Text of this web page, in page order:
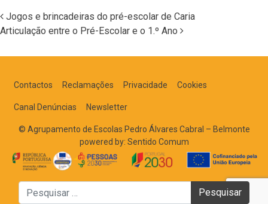
Navegação nos Posts
Jogos e brincadeiras do pré-escolar de Caria
Articulação entre o Pré-Escolar e o 1.º Ano
Contactos Reclamações Privacidade Cookies
Canal Denúncias Newsletter
© Agrupamento de Escolas Pedro Álvares Cabral – Belmonte
powered by: Sentido Comum